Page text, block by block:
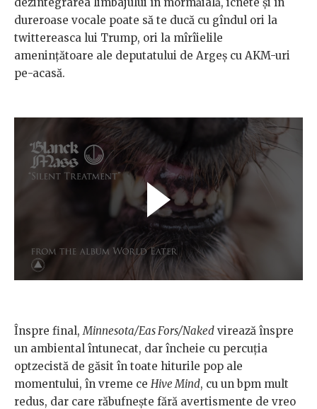
dezintegrarea limbajului în mormăială, icnete și în
dureroase vocale poate să te ducă cu gîndul ori la
twittereasca lui Trump, ori la mîrîielile
amenințătoare ale deputatului de Argeș cu AKM-uri
pe-acasă.
Înspre final,Minnesota/Eas Fors/Naked virează înspre
un ambiental întunecat, dar încheie cu percuția
optzecistă de găsit în toate hiturile pop ale
momentului, în vreme ce Hive Mind, cu un bpm mult
redus, dar care răbufnește fără avertismente de vreo